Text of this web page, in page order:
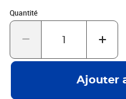
Quantité
Quantité : 1
Ajouter